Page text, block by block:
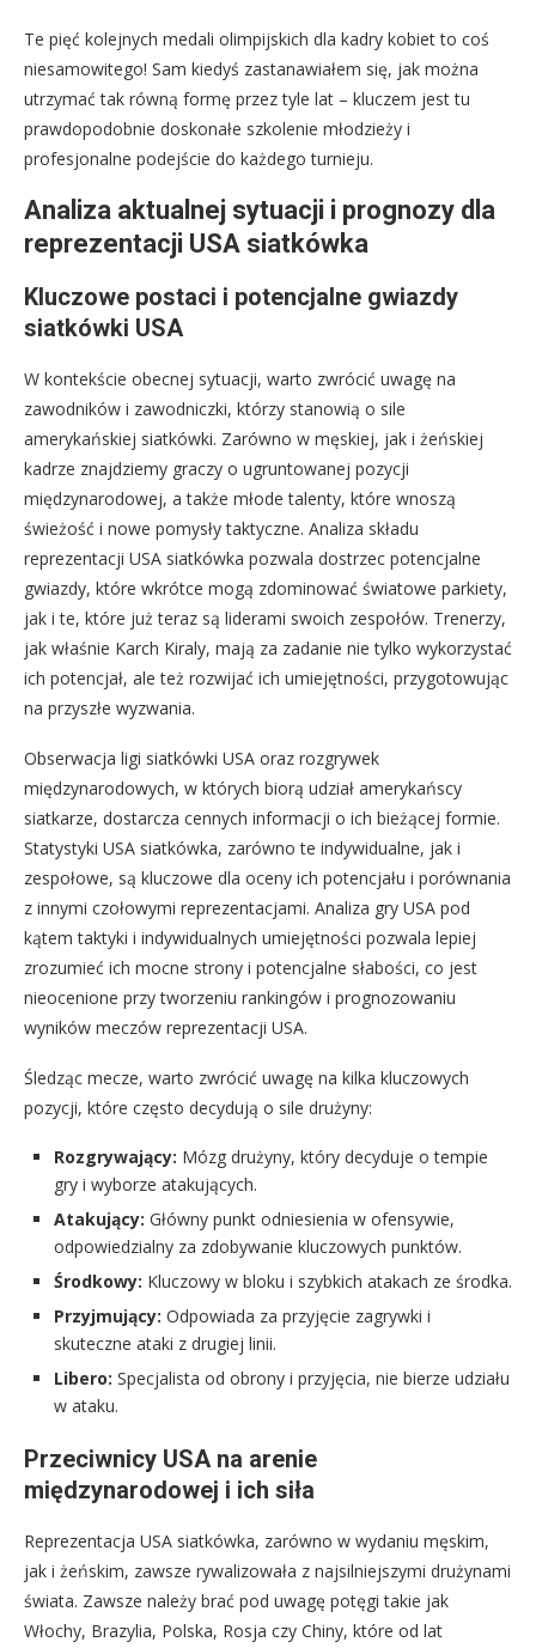
Te pięć kolejnych medali olimpijskich dla kadry kobiet to coś
niesamowitego! Sam kiedyś zastanawiałem się, jak można
utrzymać tak równą formę przez tyle lat – kluczem jest tu
prawdopodobnie doskonałe szkolenie młodzieży i
profesjonalne podejście do każdego turnieju.
Analiza aktualnej sytuacji i prognozy dla
reprezentacji USA siatkówka
Kluczowe postaci i potencjalne gwiazdy
siatkówki USA
W kontekście obecnej sytuacji, warto zwrócić uwagę na
zawodników i zawodniczki, którzy stanowią o sile
amerykańskiej siatkówki. Zarówno w męskiej, jak i żeńskiej
kadrze znajdziemy graczy o ugruntowanej pozycji
międzynarodowej, a także młode talenty, które wnoszą
świeżość i nowe pomysły taktyczne. Analiza składu
reprezentacji USA siatkówka pozwala dostrzec potencjalne
gwiazdy, które wkrótce mogą zdominować światowe parkiety,
jak i te, które już teraz są liderami swoich zespołów. Trenerzy,
jak właśnie Karch Kiraly, mają za zadanie nie tylko wykorzystać
ich potencjał, ale też rozwijać ich umiejętności, przygotowując
na przyszłe wyzwania.
Obserwacja ligi siatkówki USA oraz rozgrywek
międzynarodowych, w których biorą udział amerykańscy
siatkarze, dostarcza cennych informacji o ich bieżącej formie.
Statystyki USA siatkówka, zarówno te indywidualne, jak i
zespołowe, są kluczowe dla oceny ich potencjału i porównania
z innymi czołowymi reprezentacjami. Analiza gry USA pod
kątem taktyki i indywidualnych umiejętności pozwala lepiej
zrozumieć ich mocne strony i potencjalne słabości, co jest
nieocenione przy tworzeniu rankingów i prognozowaniu
wyników meczów reprezentacji USA.
Śledząc mecze, warto zwrócić uwagę na kilka kluczowych
pozycji, które często decydują o sile drużyny:
Rozgrywający: Mózg drużyny, który decyduje o tempie
gry i wyborze atakujących.
Atakujący: Główny punkt odniesienia w ofensywie,
odpowiedzialny za zdobywanie kluczowych punktów.
Środkowy: Kluczowy w bloku i szybkich atakach ze środka.
Przyjmujący: Odpowiada za przyjęcie zagrywki i
skuteczne ataki z drugiej linii.
Libero: Specjalista od obrony i przyjęcia, nie bierze udziału
w ataku.
Przeciwnicy USA na arenie
międzynarodowej i ich siła
Reprezentacja USA siatkówka, zarówno w wydaniu męskim,
jak i żeńskim, zawsze rywalizowała z najsilniejszymi drużynami
świata. Zawsze należy brać pod uwagę potęgi takie jak
Włochy, Brazylia, Polska, Rosja czy Chiny, które od lat